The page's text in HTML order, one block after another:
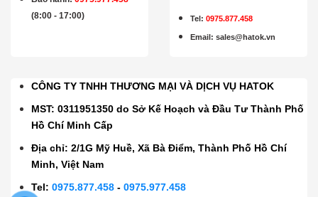
(8:00 - 17:00)
Tel: 0975.877.458
Email :sales@hatok.vn
CÔNG TY TNHH THƯƠNG MẠI VÀ DỊCH VỤ HATOK
MST: 0311951350 do Sở Kế Hoạch và Đầu Tư Thành Phố
Hồ Chí Minh Cấp
Địa chỉ: 2/1G Mỹ Huề, Xã Bà Điểm, Thành Phố Hồ Chí
Minh, Việt Nam
Tel:0975.877.458 -0975.977.458